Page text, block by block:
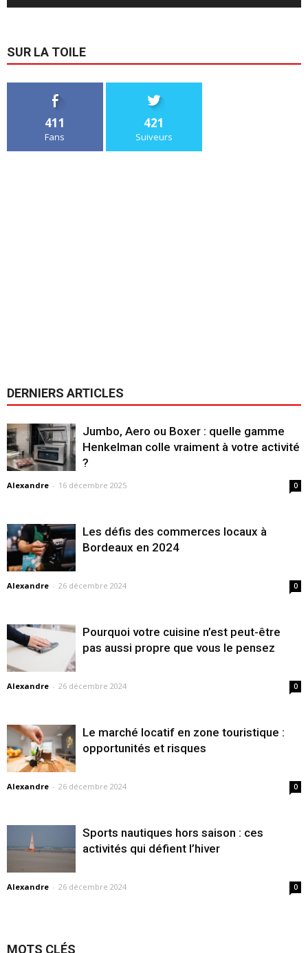
SUR LA TOILE
411
Fans
421
Suiveurs
DERNIERS ARTICLES
Jumbo, Aero ou Boxer : quelle gamme
Henkelman colle vraiment à votre activité
?
Alexandre - 16 décembre 2025 0
Les défis des commerces locaux à
Bordeaux en 2024
Alexandre - 26 décembre 2024 0
Pourquoi votre cuisine n’est peut-être
pas aussi propre que vous le pensez
Alexandre - 26 décembre 2024 0
Le marché locatif en zone touristique :
opportunités et risques
Alexandre - 26 décembre 2024 0
Sports nautiques hors saison : ces
activités qui défient l’hiver
Alexandre - 26 décembre 2024 0
MOTS CLÉS